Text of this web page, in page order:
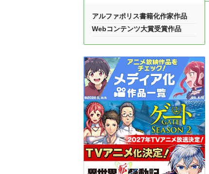
アルファポリス書籍化作家作品
Webコンテンツ大賞受賞作品